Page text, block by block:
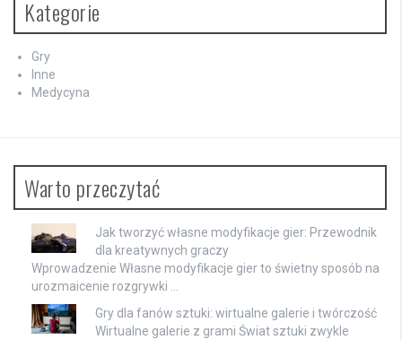
Kategorie
Gry
Inne
Medycyna
Warto przeczytać
Jak tworzyć własne modyfikacje gier: Przewodnik
dla kreatywnych graczy
Wprowadzenie Własne modyfikacje gier to świetny sposób na
urozmaicenie rozgrywki …
Gry dla fanów sztuki: wirtualne galerie i twórczość
Wirtualne galerie z grami Świat sztuki zwykle